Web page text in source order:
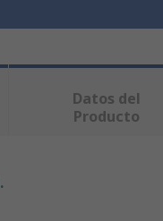
Datos del
Producto